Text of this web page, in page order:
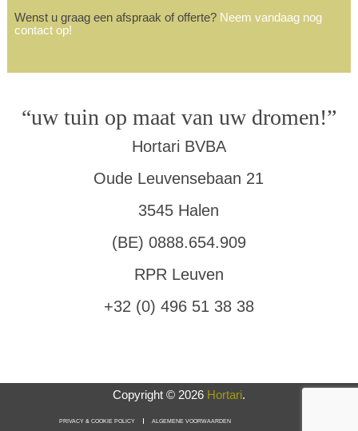
Wenst u graag een afspraak of offerte? Neem vandaag nog
contact op!
“uw tuin op maat van uw dromen!”
Hortari BVBA
Oude Leuvensebaan 21
3545 Halen
(BE) 0888.654.909
RPR Leuven
+32 (0) 496 51 38 38
Copyright © 2026 Hortari.
PRIVACY & COOKIE POLICY ALGEMENE VOORWAARDEN